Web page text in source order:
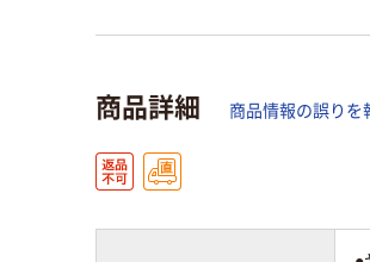
商品詳細 商品情報の誤りを